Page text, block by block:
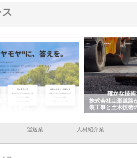
事業内容と強
株式会社山形道路が手がける舗
装工事と土木技術の全容
運送業 人材紹介業